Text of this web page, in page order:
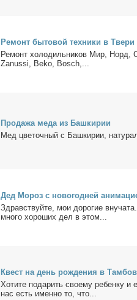
Ре­монт бы­то­вой тех­ни­ки в Тве­ри
Ре­монт хо­ло­диль­ни­ков Мир, Норд,
Zanussi, Beko, Bosch,...
Про­да­жа ме­да из Баш­ки­рии
Мед цве­точ­ный с Баш­ки­рии,
Дед Мо­роз с но­во­год­ней
Здрав­ствуй­те, мои до­ро­гие
мно­го хо­ро­ших дел в этом...
Квест на день рож­де­ния в
Хо­ти­те по­да­рить сво­е­му ре­бен­ку и
нас есть имен­но то, что...